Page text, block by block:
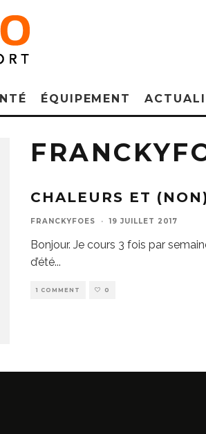
ÉQUIPEMENT
CHALEURS ET
FRANCKYFOES · 19 JUILLET 2017
Bonjour. Je cours 3 fois par
d’été...
1 COMMENT 0